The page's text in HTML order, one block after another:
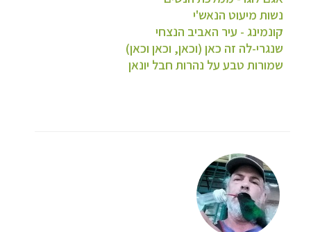
נשות מיעוט הנאש'י
קונמינג - עיר האביב הנצחי
שנגרי-לה זה כאן (וכאן, וכאן וכאן)
שמורות טבע על נהרות חבל יונאן